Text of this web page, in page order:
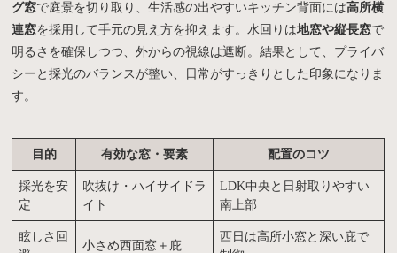
グ窓で庭景を切り取り、生活感の出やすいキッチン背面には高所横
連窓を採用して手元の見え方を抑えます。水回りは地窓や縦長窓で
明るさを確保しつつ、外からの視線は遮断。結果として、プライバ
シーと採光のバランスが整い、日常がすっきりとした印象になりま
す。
目的 有効な窓・要素 配置のコツ
採光を安
定
吹抜け・ハイサイドラ
イト
LDK中央と日射取りやすい
南上部
眩しさ回
小さめ西面窓＋庇
西日は高所小窓と深い庇で